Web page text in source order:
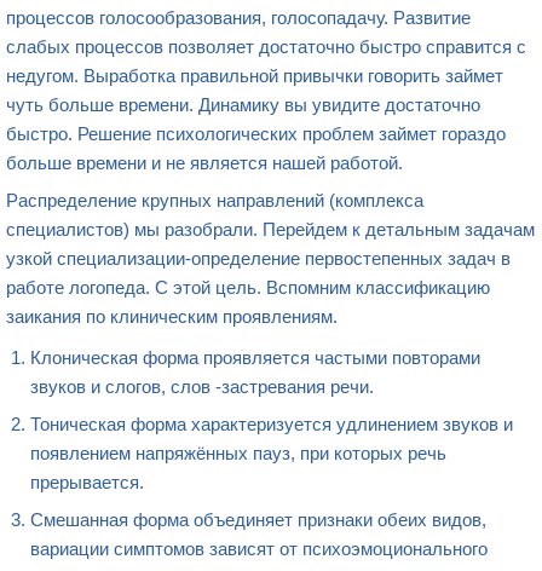
процессов голосообразования, голосопадачу. Развитие
слабых процессов позволяет достаточно быстро справится с
недугом. Выработка правильной привычки говорить займет
чуть больше времени. Динамику вы увидите достаточно
быстро. Решение психологических проблем займет гораздо
больше времени и не является нашей работой.
Распределение крупных направлений (комплекса
специалистов) мы разобрали. Перейдем к детальным задачам
узкой специализации-определение первостепенных задач в
работе логопеда. С этой цель. Вспомним классификацию
заикания по клиническим проявлениям.
Клоническая форма проявляется частыми повторами
звуков и слогов, слов -застревания речи.
Тоническая форма характеризуется удлинением звуков и
появлением напряжённых пауз, при которых речь
прерывается.
Смешанная форма объединяет признаки обеих видов,
вариации симптомов зависят от психоэмоционального